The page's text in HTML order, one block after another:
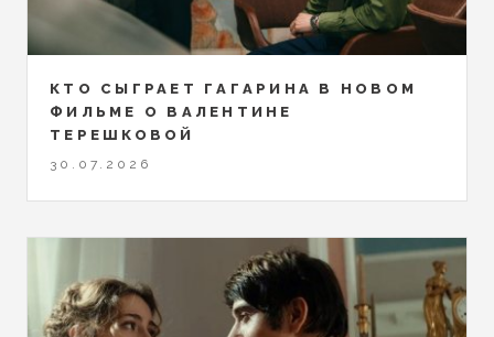
КТО СЫГРАЕТ ГАГАРИНА В НОВОМ
ФИЛЬМЕ О ВАЛЕНТИНЕ
ТЕРЕШКОВОЙ
30.07.2026